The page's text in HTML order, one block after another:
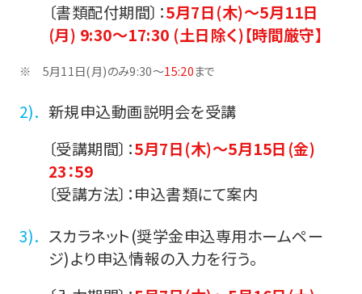
〔書類配付期間〕：5月7日(木)～5月11日
(月) 9:30～17:30 (土日除く)【時間厳守】
5月11日(月)のみ9:30～15:20まで
新規申込動画説明会を受講
〔受講期間〕：5月7日(木)～5月15日(金)
23：59
〔受講方法〕：申込書類にて案内
スカラネット(奨学金申込専用ホームペー
ジ)より申込情報の入力を行う。